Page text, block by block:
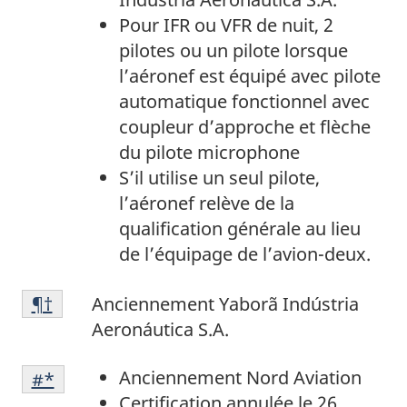
Pour IFR ou VFR de nuit, 2
pilotes ou un pilote lorsque
l’aéronef est équipé avec pilote
automatique fonctionnel avec
coupleur d’approche et flèche
du pilote microphone
S’il utilise un seul pilote,
l’aéronef relève de la
qualification générale au lieu
de l’équipage de l’avion-deux.
Note
de
de
page
Anciennement Yaborã Indústria
Aeronáutica S.A.
Retour à laréférence de la note de bas de
¶†
Note
de
Anciennement Nord Aviation
Retour à la référence de la note de bas de
#*